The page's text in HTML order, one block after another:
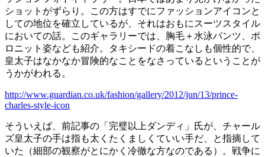
ショットがずらり。この方はすでにファッションアイコンと
しての地位を確立しているが、それはおもにスーツスタイル
においての話。このギャラリーでは、胸毛＋水泳パンツ、ポ
ロニット姿なども紹介。タキシードの着こなしも個性的で、
皇太子はなかなか冒険的なことをなさっているということが
うかがわれる。
http://www.guardian.co.uk/fashion/gallery/2012/jun/13/prince-
charles-style-icon
そういえば、前記事の「完璧以上ダンディ」氏が、チャール
ズ皇太子の手は指も太くたくましくていい手だ、と指摘して
いた（細部の観察がとにかく冷徹な方なのである）。戦争に